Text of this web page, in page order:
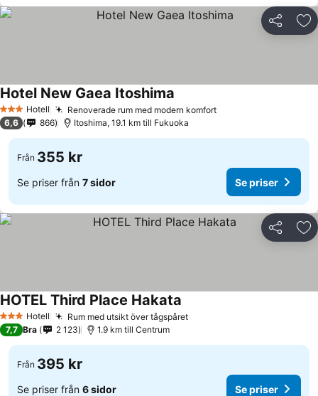
Dela
3 StjärnorHotell Renoverade rum med modern komfort
Hotel New Gaea Itoshima
6,6 866 Itoshima, 19.1 km till Fukuoka
Från 355 kr
Se priser från 7 sidor Se priser
Dela
3 StjärnorHotell Rum med utsikt över tågspåret
HOTEL Third Place Hakata
7,7 Bra 2 123 1.9 km till Centrum
Från 395 kr
Se priser från 6 sidor Se priser